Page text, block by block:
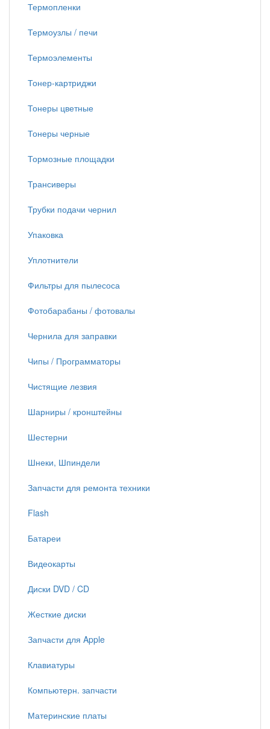
Термопленки
Термоузлы / печи
Термоэлементы
Тонер-картриджи
Тонеры цветные
Тонеры черные
Тормозные площадки
Трансиверы
Трубки подачи чернил
Упаковка
Уплотнители
Фильтры для пылесоса
Фотобарабаны / фотовалы
Чернила для заправки
Чипы / Программаторы
Чистящие лезвия
Шарниры / кронштейны
Шестерни
Шнеки, Шпиндели
Запчасти для ремонта техники
Flash
Батареи
Видеокарты
Диски DVD / CD
Жесткие диски
Запчасти для Apple
Клавиатуры
Компьютерн. запчасти
Материнские платы